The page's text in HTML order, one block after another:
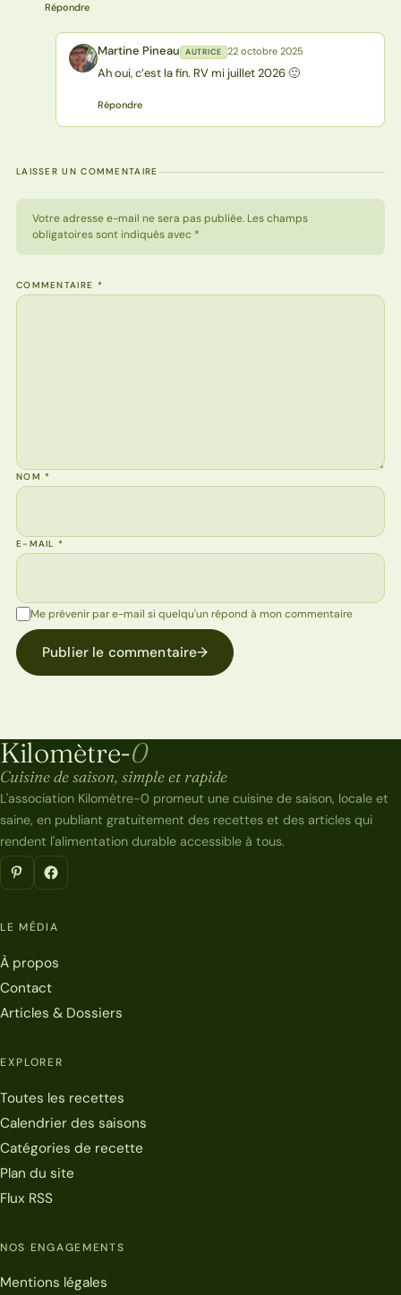
Répondre
MP Martine Pineau AUTRICE 22 octobre 2025
Ah oui, c’est la fin. RV mi juillet 2026 🙂
Répondre
LAISSER UN COMMENTAIRE
Votre adresse e-mail ne sera pas publiée. Les champs
obligatoires sont indiqués avec *
COMMENTAIRE *
NOM*
E-MAIL*
Me prévenir par e-mail si quelqu'un répond à mon commentaire
Publier le commentaire→
Kilomètre-0
Kilomètre-0
Cuisine de saison, simple et rapide
L'association Kilomètre-0 promeut une cuisine de saison, locale et
saine, en publiant gratuitement des recettes et des articles qui
rendent l'alimentation durable accessible à tous.
LE MÉDIA
À propos
Contact
Articles & Dossiers
EXPLORER
Toutes les recettes
Calendrier des saisons
Catégories de recette
Plan du site
Flux RSS
NOS ENGAGEMENTS
Mentions légales